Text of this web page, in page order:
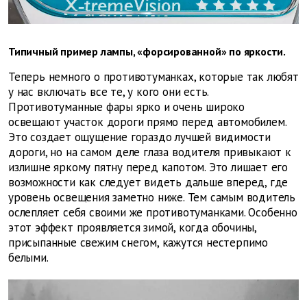
Типичный пример лампы, «форсированной» по яркости.
Теперь немного о противотуманках, которые так любят
у нас включать все те, у кого они есть.
Противотуманные фары ярко и очень широко
освещают участок дороги прямо перед автомобилем.
Это создает ощущение гораздо лучшей видимости
дороги, но на самом деле глаза водителя привыкают к
излишне яркому пятну перед капотом. Это лишает его
возможности как следует видеть дальше вперед, где
уровень освещения заметно ниже. Тем самым водитель
ослепляет себя своими же противотуманками. Особенно
этот эффект проявляется зимой, когда обочины,
присыпанные свежим снегом, кажутся нестерпимо
белыми.